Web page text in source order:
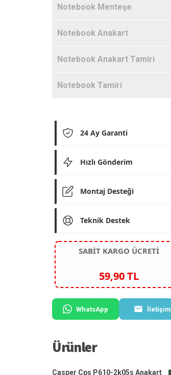
Notebook Menteşe
Notebook Anakart
Notebook Anakart Tamiri
Notebook Tamiri
24 Ay Garanti
Hızlı Gönderim
Montaj Desteği
Teknik Destek
SABİT KARGO ÜCRETİ
59,90 TL
WhatsApp İletişim
Ürünler
Casper Cps P610-2k05s Anakart